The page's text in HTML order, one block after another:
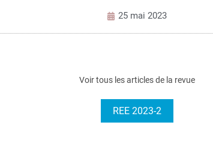
25 mai 2023
Voir tous les articles de la revue
REE 2023-2